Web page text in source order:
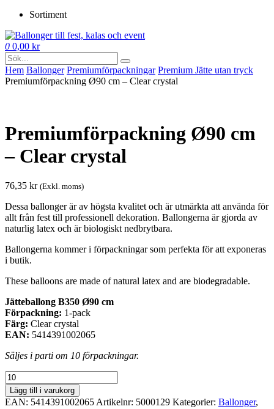
Sortiment
0 0,00 kr
Hem Ballonger Premium­förpackningar Premium Jätte utan tryck
Premiumförpackning Ø90 cm – Clear crystal
Premiumförpackning Ø90 cm
– Clear crystal
76,35 kr (Exkl. moms)
Dessa ballonger är av högsta kvalitet och är utmärkta att använda för
allt från fest till professionell dekoration. Ballongerna är gjorda av
naturlig latex och är biologiskt nedbrytbara.
Ballongerna kommer i förpackningar som perfekta för att exponeras
i butik.
These balloons are made of natural latex and are biodegradable.
Jätteballong B350 Ø90 cm
Förpackning: 1-pack
Färg: Clear crystal
EAN: 5414391002065
Säljes i parti om 10 förpackningar.
Premiumförpackning
Ø90
cm
Lägg till i varukorg
EAN: 5414391002065 Artikelnr: 5000129 Kategorier: Ballonger,